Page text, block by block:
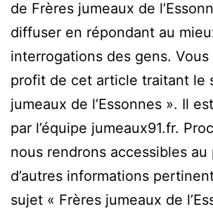
de Frères jumeaux de
diffuser en répondant au
interrogations des gens.
profit de cet article traitant le
jumeaux de l’Essonnes ». Il
par l’équipe jumeaux91.fr.
nous rendrons accessibles au
d’autres informations
sujet « Frères jumeaux de